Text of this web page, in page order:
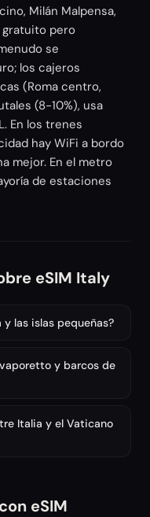
Milán Malpensa,
gratuito pero
se
los cajeros
(Roma centro,
(8-10%), usa
En los trenes
hay WiFi a bordo
mejor. En el metro
de estaciones
eSIM Italy
y las islas pequeñas?
y barcos de
Italia y el Vaticano
eSIM